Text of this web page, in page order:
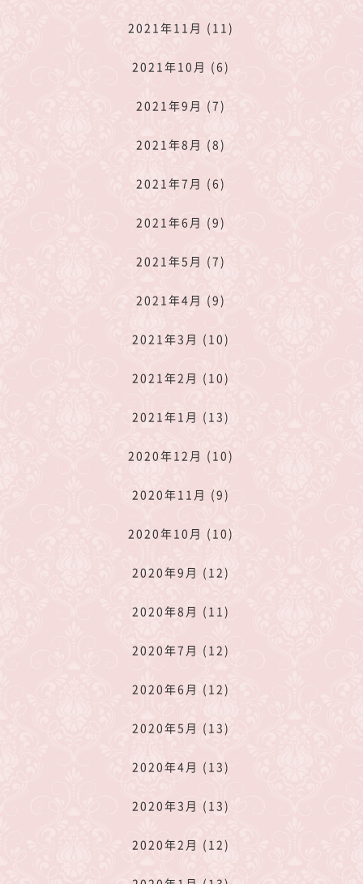
2021年11月 (11)
2021年10月 (6)
2021年9月 (7)
2021年8月 (8)
2021年7月 (6)
2021年6月 (9)
2021年5月 (7)
2021年4月 (9)
2021年3月 (10)
2021年2月 (10)
2021年1月 (13)
2020年12月 (10)
2020年11月 (9)
2020年10月 (10)
2020年9月 (12)
2020年8月 (11)
2020年7月 (12)
2020年6月 (12)
2020年5月 (13)
2020年4月 (13)
2020年3月 (13)
2020年2月 (12)